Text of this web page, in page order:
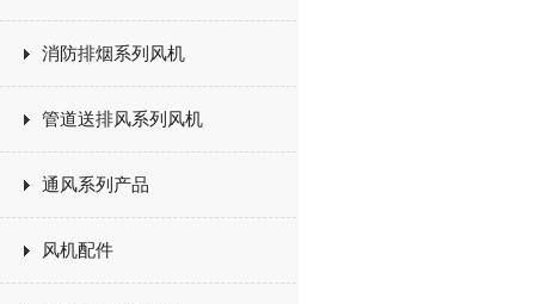
消防排烟系列风机
管道送排风系列风机
通风系列产品
风机配件